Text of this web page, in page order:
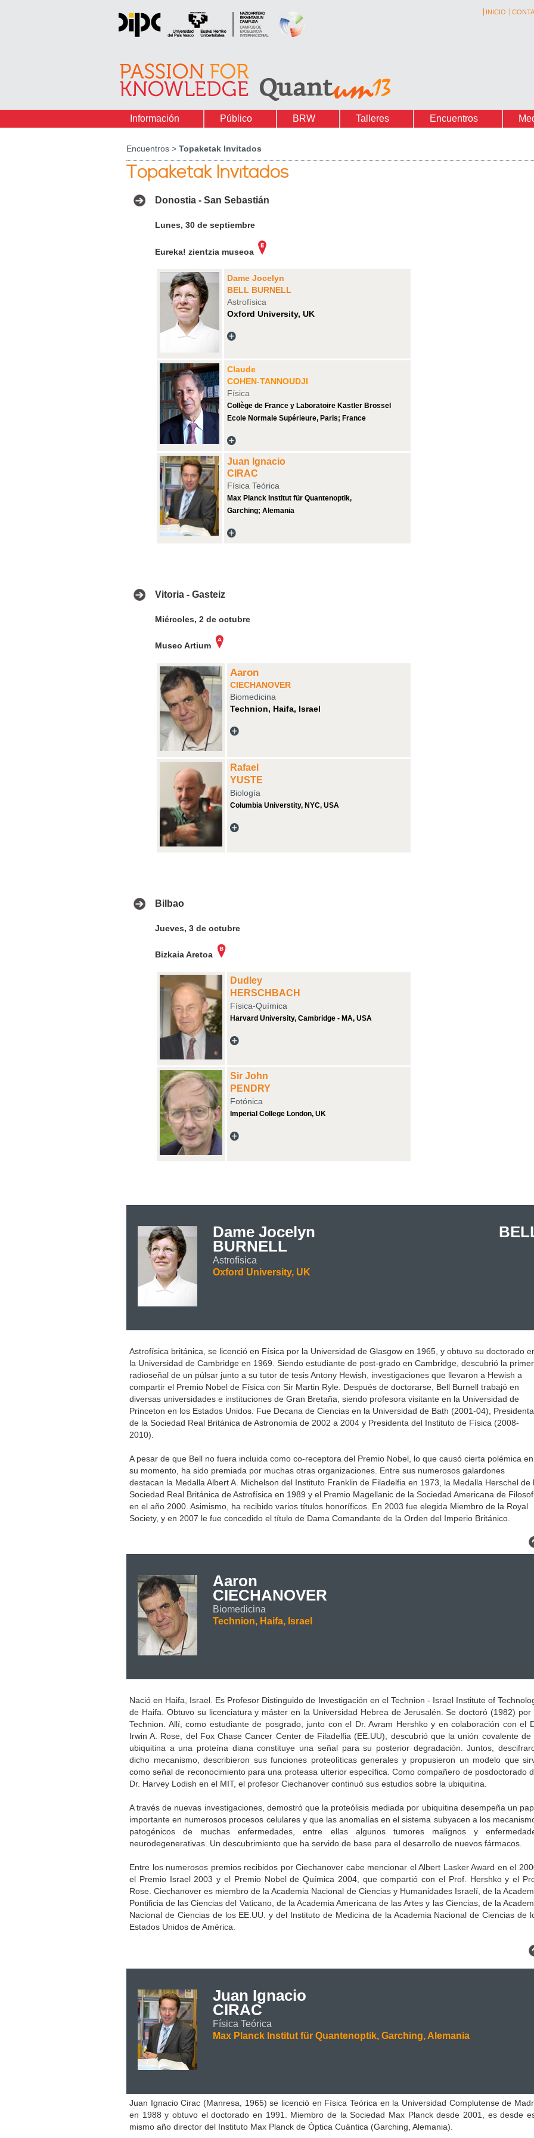
INICIO
Información Público BRW Talleres Encuentros
Encuentros > Topaketak Invitados
Topaketak Invitados
Donostia - San Sebastián
Lunes, 30 de septiembre
Eureka! zientzia museoa
Dame Jocelyn
BELL BURNELL
Astrofísica
Oxford University, UK
Claude
COHEN-TANNOUDJI
Física
Collège de France y Laboratoire Kastler Brossel
Ecole Normale Supérieure, Paris; France
Juan Ignacio
CIRAC
Física Teórica
Max Planck Institut für Quantenoptik,
Garching; Alemania
Vitoria - Gasteiz
Miércoles, 2 de octubre
Museo Artium
Aaron
CIECHANOVER
Biomedicina
Technion, Haifa, Israel
Rafael
YUSTE
Biología
Columbia Universtity, NYC, USA
Bilbao
Jueves, 3 de octubre
Bizkaia Aretoa
Dudley
HERSCHBACH
Física-Química
Harvard University, Cambridge - MA, USA
Sir John
PENDRY
Fotónica
Imperial College London, UK
Dame Jocelyn
BURNELL
Astrofísica
Oxford University, UK
Astrofísica británica, se licenció en Física por la Universidad de Glasgow en 1965, y obtuvo su doctorado
la Universidad de Cambridge en 1969. Siendo estudiante de post-grado en Cambridge, descubrió la
radioseñal de un púlsar junto a su tutor de tesis Antony Hewish, investigaciones que llevaron a Hewish a
compartir el Premio Nobel de Física con Sir Martin Ryle. Después de doctorarse, Bell Burnell trabajó en
diversas universidades e instituciones de Gran Bretaña, siendo profesora visitante en la Universidad de
Princeton en los Estados Unidos. Fue Decana de Ciencias en la Universidad de Bath (2001-04), Presidenta
de la Sociedad Real Británica de Astronomía de 2002 a 2004 y Presidenta del Instituto de Física (2008-
2010).
A pesar de que Bell no fuera incluida como co-receptora del Premio Nobel, lo que causó cierta polémica en
su momento, ha sido premiada por muchas otras organizaciones. Entre sus numerosos galardones
destacan la Medalla Albert A. Michelson del Instituto Franklin de Filadelfia en 1973, la Medalla Herschel de
Sociedad Real Británica de Astrofísica en 1989 y el Premio Magellanic de la Sociedad Americana de
en el año 2000. Asimismo, ha recibido varios títulos honoríficos. En 2003 fue elegida Miembro de la Royal
Society, y en 2007 le fue concedido el título de Dama Comandante de la Orden del Imperio Británico.
Aaron
CIECHANOVER
Biomedicina
Technion, Haifa, Israel
Nació en Haifa, Israel. Es Profesor Distinguido de Investigación en el Technion - Israel Institute of
de Haifa. Obtuvo su licenciatura y máster en la Universidad Hebrea de Jerusalén. Se doctoró (1982) por
Technion. Allí, como estudiante de posgrado, junto con el Dr. Avram Hershko y en colaboración con el
Irwin A. Rose, del Fox Chase Cancer Center de Filadelfia (EE.UU), descubrió que la unión covalente de
ubiquitina a una proteína diana constituye una señal para su posterior degradación. Juntos,
dicho mecanismo, describieron sus funciones proteolíticas generales y propusieron un modelo que
como señal de reconocimiento para una proteasa ulterior específica. Como compañero de posdoctorado
Dr. Harvey Lodish en el MIT, el profesor Ciechanover continuó sus estudios sobre la ubiquitina.
A través de nuevas investigaciones, demostró que la proteólisis mediada por ubiquitina desempeña un
importante en numerosos procesos celulares y que las anomalías en el sistema subyacen a los
patogénicos de muchas enfermedades, entre ellas algunos tumores malignos y
neurodegenerativas. Un descubrimiento que ha servido de base para el desarrollo de nuevos fármacos.
Entre los numerosos premios recibidos por Ciechanover cabe mencionar el Albert Lasker Award en el
el Premio Israel 2003 y el Premio Nobel de Química 2004, que compartió con el Prof. Hershko y el
Rose. Ciechanover es miembro de la Academia Nacional de Ciencias y Humanidades Israelí, de la
Pontificia de las Ciencias del Vaticano, de la Academia Americana de las Artes y las Ciencias, de la
Nacional de Ciencias de los EE.UU. y del Instituto de Medicina de la Academia Nacional de Ciencias de
Estados Unidos de América.
Juan Ignacio
CIRAC
Física Teórica
Max Planck Institut für Quantenoptik, Garching, Alemania
Juan Ignacio Cirac (Manresa, 1965) se licenció en Física Teórica en la Universidad Complutense de
en 1988 y obtuvo el doctorado en 1991. Miembro de la Sociedad Max Planck desde 2001, es desde
mismo año director del Instituto Max Planck de Óptica Cuántica (Garching, Alemania).